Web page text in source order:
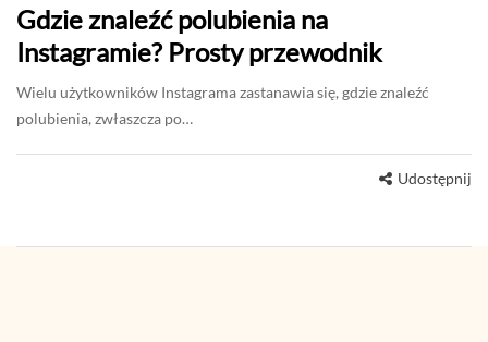
Gdzie znaleźć polubienia na
Instagramie? Prosty przewodnik
Wielu użytkowników Instagrama zastanawia się, gdzie znaleźć
polubienia, zwłaszcza po…
Udostępnij